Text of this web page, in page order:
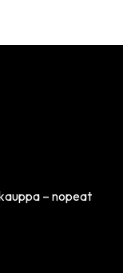
– nopeat